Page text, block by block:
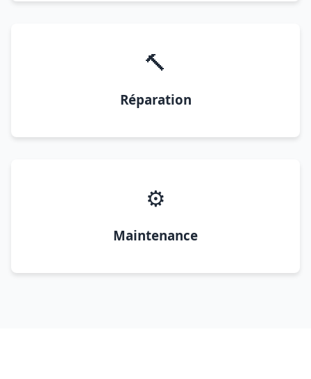
🔨
Réparation
⚙️
Maintenance